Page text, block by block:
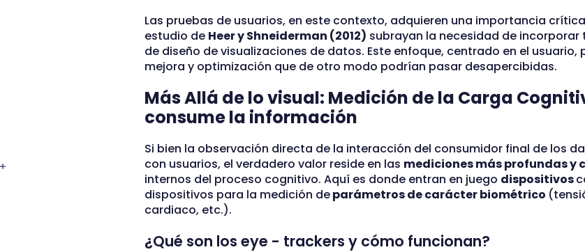
Las pruebas de usuarios, en este contexto, adquieren una importancia
estudio de Heer y Shneiderman (2012) subrayan la necesidad de
de diseño de visualizaciones de datos. Este enfoque, centrado en el
mejora y optimización que de otro modo podrían pasar desapercibidas.
Más Allá de lo visual: Medición de la Carga
consume la información
Si bien la observación directa de la interacción del consumidor final de los
con usuarios, el verdadero valor reside en las mediciones más profundas y
internos del proceso cognitivo. Aquí es donde entran en juego dispositivos
dispositivos para la medición deparámetros de carácter biométrico
cardiaco, etc.).
¿Qué son los eye - trackers y cómo funcionan?